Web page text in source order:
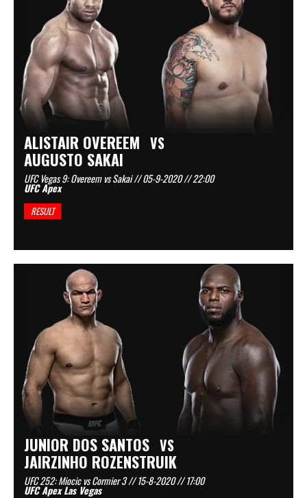
ALISTAIR OVEREEM VS
AUGUSTO SAKAI
UFC Vegas 9: Overeem vs Sakai // 05-9-2020 // 22:00
UFC Apex
RESULT
JUNIOR DOS SANTOS VS
JAIRZINHO ROZENSTRUIK
UFC 252: Miocic vs Cormier 3 // 15-8-2020 // 17:00
UFC Apex Las Vegas